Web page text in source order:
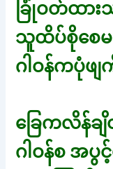
ခြုံဝတ်ထာ
သူထိပ်စိုစေ
ဂါဝန်ကပုံဖျ
ခြေကလိန်
ဂါဝန်စ အပွင့်